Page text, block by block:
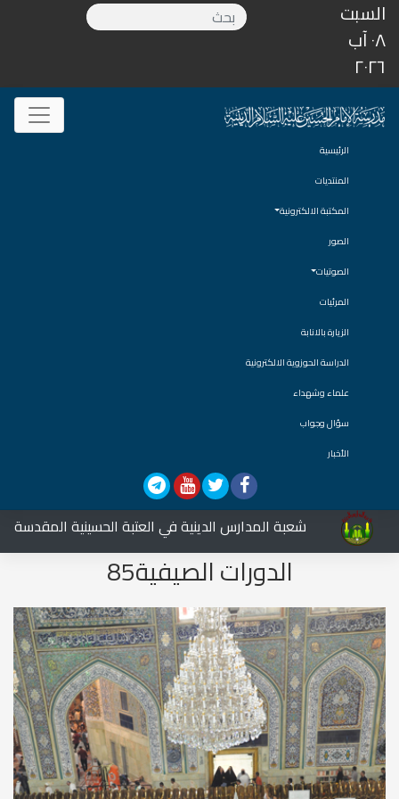
السبت
٠٨ آب
٢٠٢٦
الرئيسية
المنتديات
المكتبة الالكترونية
الصور
الصوتيات
المرئيات
الزيارة بالانابة
الدراسة الحوزوية الالكترونية
علماء وشهداء
سؤال وجواب
الأخبار
شعبة المدارس الدينية في العتبة الحسينية المقدسة
الدورات الصيفية85